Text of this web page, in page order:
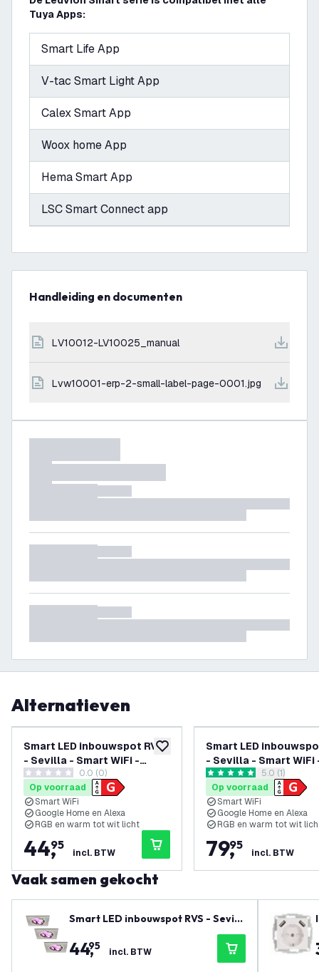
Tuya Apps:
Smart Life App
V-tac Smart Light App
Calex Smart App
Woox home App
Hema Smart App
LSC Smart Connect app
Handleiding en documenten
LV10012-LV10025_manual
lvw10001-erp-2-small-label-page-0001.jpg
Alternatieven
toevoegen aan verlanglijst
Smart LED inbouwspot RVS
- Sevilla - Smart WiFi -
Dimbaar - RGB+CCT - 3 pack
0 score sterren0.0 (0)
Op voorraad
Smart WiFi
Google Home en Alexa
RGB en warm tot wit licht
44,
95
incl. BTW
Smart LED
- Sevilla - Smart WiFi
Dimbaar - RGB+CCT
reviews
5 score sterren5.0 (1)
Op voorraad
Smart WiFi
Google Home en Alexa
RGB en warm tot wit
79,
95
incl. BTW
Vaak samen gekocht
Smart LED inbouwspot RVS - Sevill
a - Smart WiFi - Dimbaar - RGB+CC
T - 3 pack
44,
95 incl. BTW